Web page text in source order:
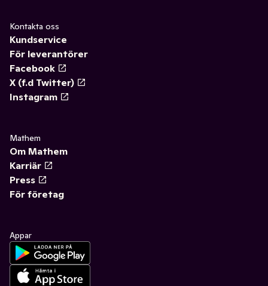
Kontakta oss
Kundservice
För leverantörer
Facebook
X (f.d Twitter)
Instagram
Mathem
Om Mathem
Karriär
Press
För företag
Appar